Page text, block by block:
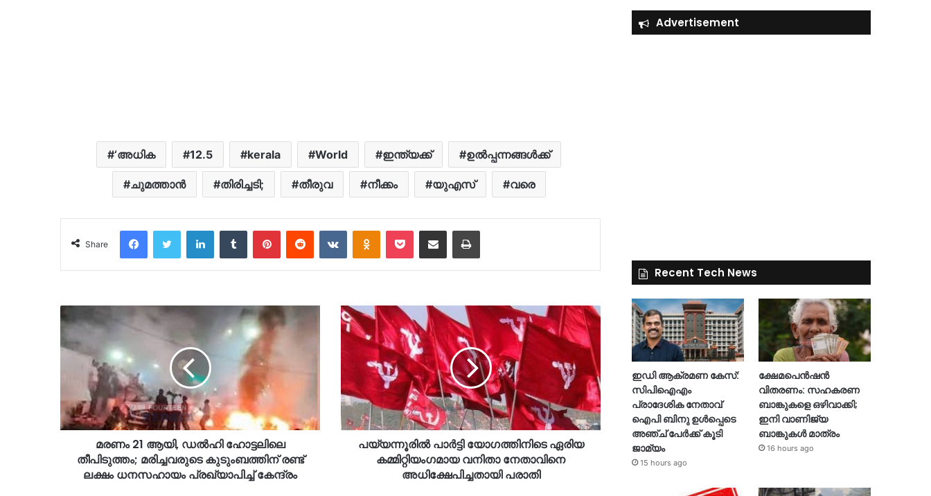
‘അധിക 12.5 kerala World ഇന്ത്യക്ക് ഉൽപ്പന്നങ്ങൾക്ക്
ചുമത്താൻ തിരിച്ചടി; തീരുവ നീക്കം യുഎസ് വരെ
Share
FacebookTwitter LinkedInTumblr PinterestReddit VKontakteOdnoklassniki
Pocket Share via Email Print
മരണം 21 ആയി, ഡൽഹി ഹോട്ടലിലെ
തീപിടുത്തം; മരിച്ചവരുടെ കുടുംബത്തിന് രണ്ട്
ലക്ഷം ധനസഹായം പ്രഖ്യാപിച്ച് കേന്ദ്രം
പയ്യന്നൂരിൽ പാർട്ടി യോഗത്തിനിടെ ഏരിയ
കമ്മിറ്റിയംഗമായ വനിതാ നേതാവിനെ
അധിക്ഷേപിച്ചതായി പരാതി
Advertisement
Recent Tech News
ഇഡി ആക്രമണ കേസ്:
സിപിഐഎം
പ്രാദേശിക നേതാവ്
ഐപി ബിനു ഉൾപ്പെടെ
അഞ്ച് പേർക്ക് കൂടി
ജാമ്യം
15 hours ago
ക്ഷേമപെൻഷൻ
വിതരണം: സഹകരണ
ബാങ്കുകളെ ഒഴിവാക്കി;
ഇനി വാണിജ്യ
ബാങ്കുകൾ മാത്രം
16 hours ago